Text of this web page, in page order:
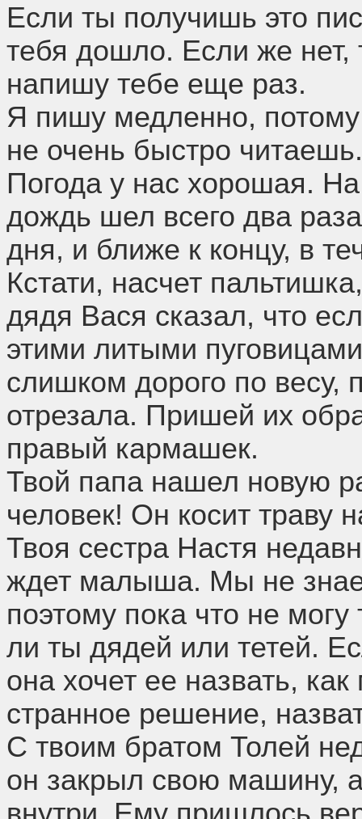
Если ты получишь это
тебя дошло. Если же нет,
напишу тебе еще раз.
Я пишу медленно,
не очень быстро читаешь.
Погода у нас хорошая.
дождь шел всего два
дня, и ближе к концу, в
Кстати, насчет
дядя Вася сказал, что
этими литыми
слишком дорого по весу,
отрезала. Пришей их
правый кармашек.
Твой папа нашел новую
человек! Он косит траву
Твоя сестра Настя
ждет малыша. Мы не
поэтому пока что не
ли ты дядей или тетей.
она хочет ее назвать,
странное решение,
С твоим братом Толей
он закрыл свою машину,